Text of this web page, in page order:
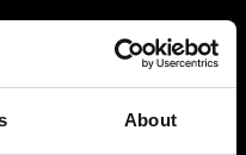
About
teha keerukaid
– kõik täiuslikuks